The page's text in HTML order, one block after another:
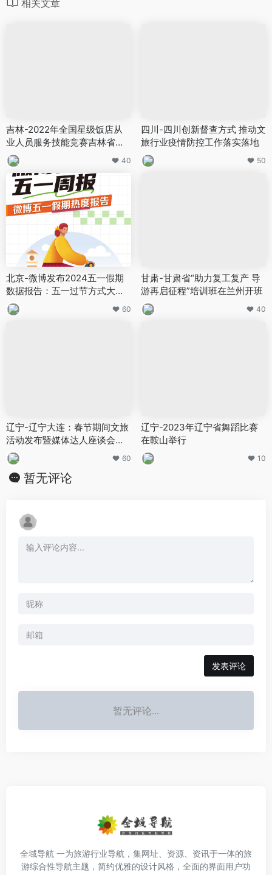
相关文章
吉林-2022年全国星级饭店从
业人员服务技能竞赛吉林省选
拔赛决赛举办
40
四川-四川创新督查方式 推动文
旅行业疫情防控工作落实落地
50
北京-微博发布2024五一假期
数据报告：五一过节方式大讨
论，六成网友放弃特种兵旅游60
甘肃-甘肃省“助力复工复产 导
游再启征程”培训班在兰州开班
40
辽宁-辽宁大连：春节期间文旅
活动发布暨媒体达人座谈会成
功举办
60
辽宁-2023年辽宁省舞蹈比赛
在鞍山举行
10
暂无评论
发表评论
暂无评论...
全域导航 一为旅游行业导航，集网址、资源、资讯于一体的旅
游综合性导航主题，简约优雅的设计风格，全面的界面用户功